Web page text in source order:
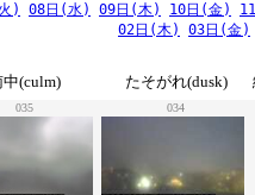
) 08日(水) 09日(木) 10日(金)
月 02日(木) 03日(金)
中(culm) たそがれ(dusk)
035 034